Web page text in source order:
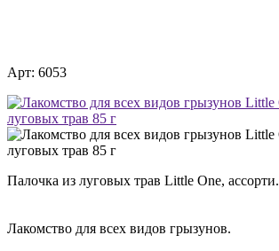
Арт: 6053
Палочка из луговых трав Little One, ассорти.
Лакомство для всех видов грызунов.